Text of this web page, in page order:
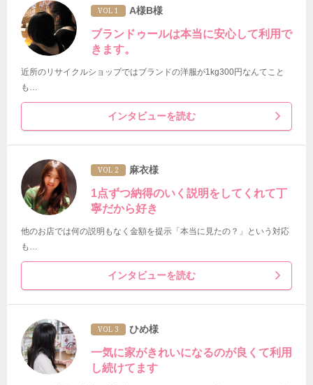
VOL 1 A様B様
ブランドゥールは本当に安心して利用で
きます。
近所のリサイクルショップではブランドの洋服が1kg300円なんてこと
も…
インタビューを読む
VOL 2 麻衣様
1点ずつ納得のいく説明をしてくれて丁
寧だから好き
他のお店では何の説明もなく金額を提示「本当に見たの？」という対応
も…
インタビューを読む
VOL 3 ひめ様
一気に家がきれいになるのが良くて利用
し続けてます